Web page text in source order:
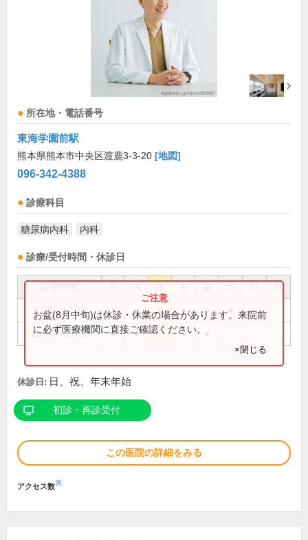
所在地・電話番号
東海学園前駅
熊本県熊本市中央区渡鹿3-3-20 [地図]
096-342-4388
診療科目
糖尿病内科 内科
診療/受付時間・休診日
祝
8:30～12:30 ● ● ● ● ●
13:30～17:30 ● ● ●
お盆(8月中旬)は休診・休業の場合があります。来院前
に必ず医療機関に直接ご確認ください。
×閉じる
休診日: 日、祝、年末年始
初診・再診受付
この医院の詳細をみる
アクセス数※